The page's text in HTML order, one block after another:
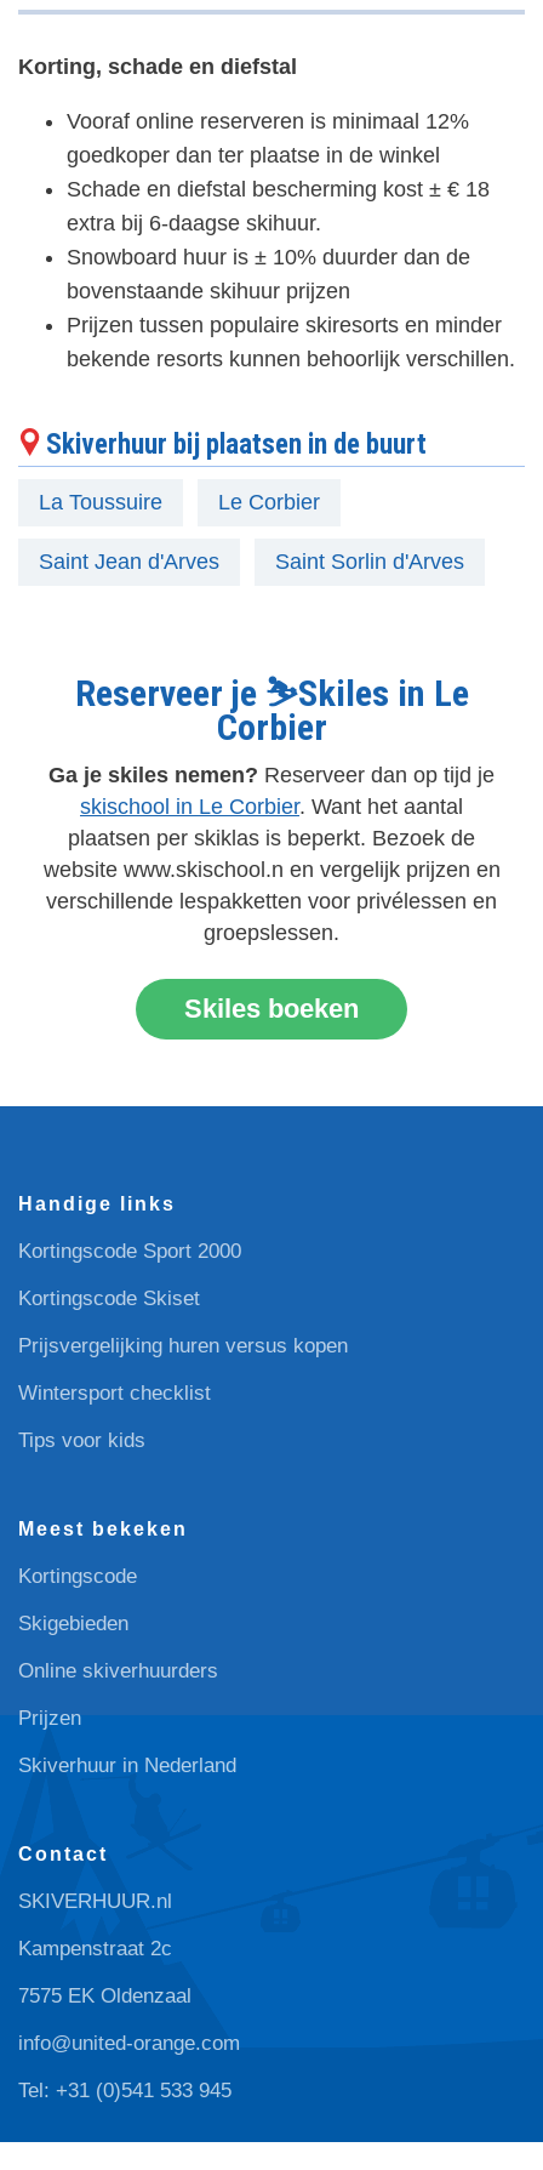
Korting, schade en diefstal
Vooraf online reserveren is minimaal 12%
goedkoper dan ter plaatse in de winkel
Schade en diefstal bescherming kost ± € 18
extra bij 6-daagse skihuur.
Snowboard huur is ± 10% duurder dan de
bovenstaande skihuur prijzen
Prijzen tussen populaire skiresorts en minder
bekende resorts kunnen behoorlijk verschillen.
Skiverhuur bij plaatsen in de buurt
La Toussuire Le Corbier
Saint Jean d'Arves Saint Sorlin d'Arves
Reserveer je ⛷️Skiles in Le
Corbier
Ga je skiles nemen? Reserveer dan op tijd je
skischool in Le Corbier. Want het aantal
plaatsen per skiklas is beperkt. Bezoek de
website www.skischool.n en vergelijk prijzen en
verschillende lespakketten voor privélessen en
groepslessen.
Skiles boeken
Handige links
Kortingscode Sport 2000
Kortingscode Skiset
Prijsvergelijking huren versus kopen
Wintersport checklist
Tips voor kids
Meest bekeken
Kortingscode
Skigebieden
Online skiverhuurders
Prijzen
Skiverhuur in Nederland
Contact
SKIVERHUUR.nl
Kampenstraat 2c
7575 EK Oldenzaal
info@united-orange.com
Tel: +31 (0)541 533 945